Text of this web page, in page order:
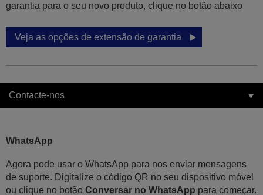
garantia para o seu novo produto, clique no botão abaixo
Veja as opções de extensão de garantia
Contacte-nos
WhatsApp
Agora pode usar o WhatsApp para nos enviar mensagens
de suporte. Digitalize o código QR no seu dispositivo móvel
ou clique no botão Conversar no WhatsApp para começar.